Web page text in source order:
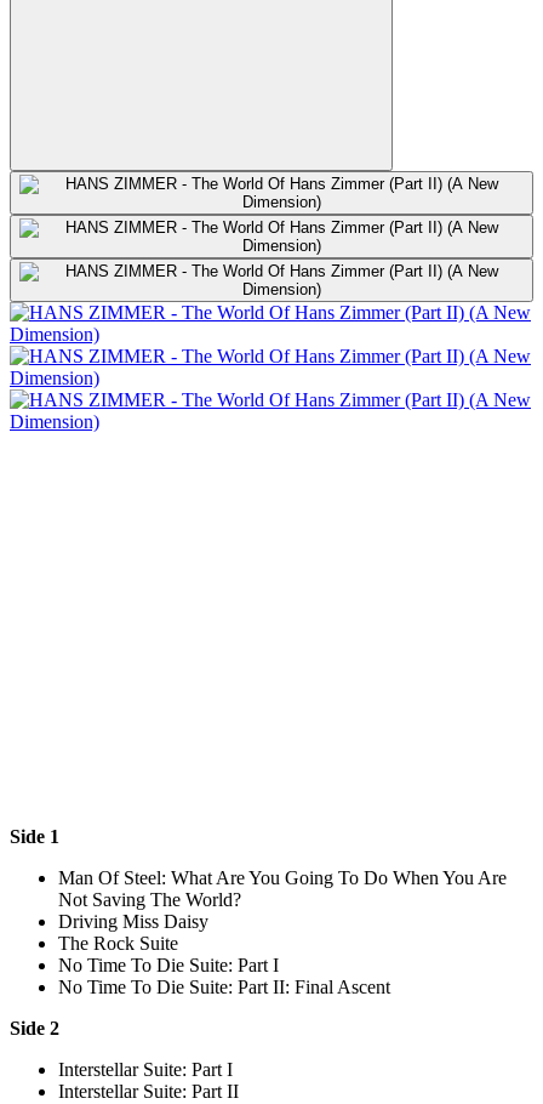
Side 1
Man Of Steel: What Are You Going To Do When You Are
Not Saving The World?
Driving Miss Daisy
The Rock Suite
No Time To Die Suite: Part I
No Time To Die Suite: Part II: Final Ascent
Side 2
Interstellar Suite: Part I
Interstellar Suite: Part II